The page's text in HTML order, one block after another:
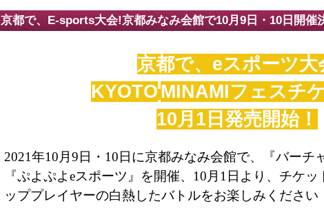
京都で、E-sports大会!京都みなみ会館で10月9日・10日開催
京都で、 eスポーツ大
KYOTOMINAMIフェスチ
10月 1日発売開始！
2021年10 月 9 日・ 10 日に京都みなみ会館で、 『バーチ
『ぷよぷよeスポーツ 』 を開催、 10 月 1 日より、チケ
ッププレイヤーの白熱したバトルをお楽しみくださ